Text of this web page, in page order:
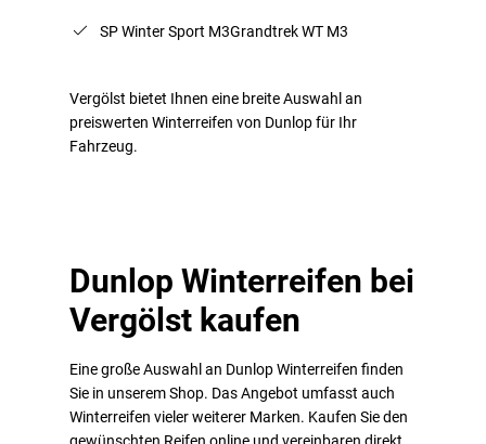
SP Winter Sport M3Grandtrek WT M3
Vergölst bietet Ihnen eine breite Auswahl an
preiswerten Winterreifen von Dunlop für Ihr
Fahrzeug.
Dunlop Winterreifen bei
Vergölst kaufen
Eine große Auswahl an Dunlop Winterreifen finden
Sie in unserem Shop. Das Angebot umfasst auch
Winterreifen vieler weiterer Marken. Kaufen Sie den